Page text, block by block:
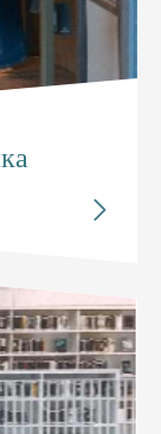

товаром.
и